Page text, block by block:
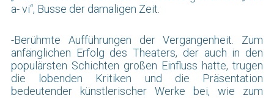
a- vi“, Busse der damaligen Zeit.
-Berühmte Aufführungen der Vergangenheit. Zum
anfänglichen Erfolg des Theaters, der auch in den
populärsten Schichten großen Einfluss hatte, trugen
die lobenden Kritiken und die Präsentation
bedeutender künstlerischer Werke bei, wie zum